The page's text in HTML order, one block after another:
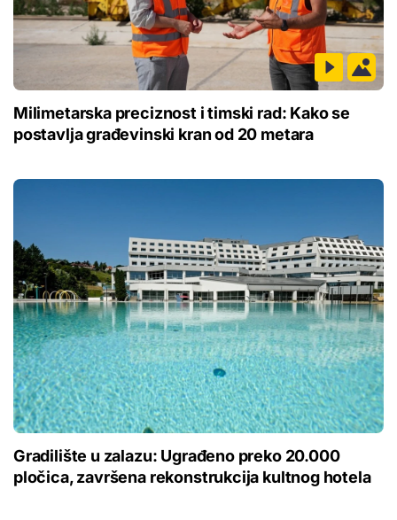
Milimetarska preciznost i timski rad: Kako se
postavlja građevinski kran od 20 metara
Gradilište u zalazu: Ugrađeno preko 20.000
pločica, završena rekonstrukcija kultnog hotela